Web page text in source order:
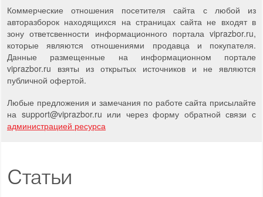
Коммерческие отношения посетителя сайта с любой из
авторазборок находящихся на страницах сайта не входят в
зону ответсвенности информационного портала viprazbor.ru,
которые являются отношениями продавца и покупателя.
Данные размещенные на информационном портале
viprazbor.ru взяты из открытых источников и не являются
публичной офертой.
Любые предложения и замечания по работе сайта присылайте
на support@viprazbor.ru или через форму обратной связи с
администрацией ресурса
Статьи